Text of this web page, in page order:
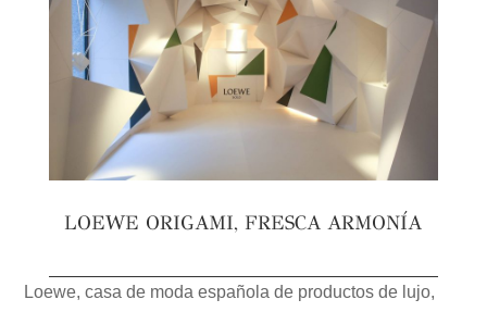
LOEWE ORIGAMI, FRESCA ARMONÍA
Loewe, casa de moda española de productos de lujo,